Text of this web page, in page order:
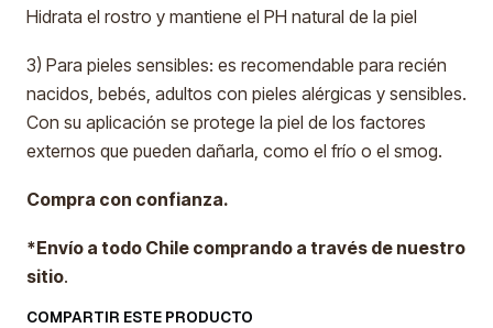
Hidrata el rostro y mantiene el PH natural de la piel
3) Para pieles sensibles: es recomendable para recién
nacidos, bebés, adultos con pieles alérgicas y sensibles.
Con su aplicación se protege la piel de los factores
externos que pueden dañarla, como el frío o el smog.
Compra con confianza.
*Envío a todo Chile comprando a través de nuestro
sitio.
COMPARTIR ESTE PRODUCTO